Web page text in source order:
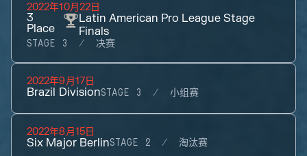
2022年10月22日
3
Place
Latin American Pro League Stage
Finals
STAGE 3 决赛
2022年9月17日
Brazil DivisionSTAGE 3 小组赛
2022年8月15日
Six Major BerlinSTAGE 2 淘汰赛